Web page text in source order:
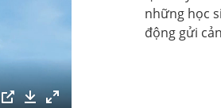
những học
động gửi